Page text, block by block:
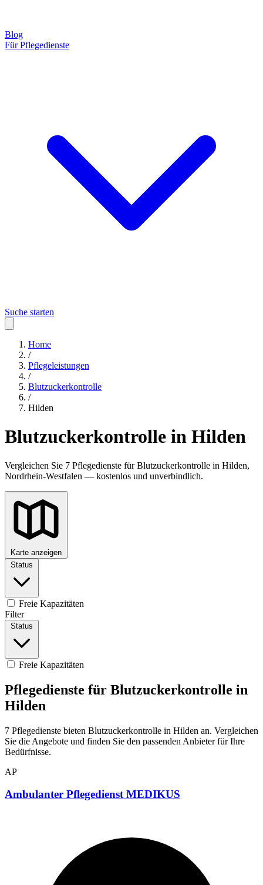
Blog
Für Pflegedienste
Suche starten
Home
/
Pflegeleistungen
/
Blutzuckerkontrolle
/
Hilden
Blutzuckerkontrolle in Hilden
Vergleichen Sie 7 Pflegedienste für Blutzuckerkontrolle in Hilden,
Nordrhein-Westfalen — kostenlos und unverbindlich.
Karte anzeigen
Status
Freie Kapazitäten
Filter
Status
Freie Kapazitäten
Pflegedienste für Blutzuckerkontrolle in
Hilden
7 Pflegedienste bieten Blutzuckerkontrolle in Hilden an. Vergleichen
Sie die Angebote und finden Sie den passenden Anbieter für Ihre
Bedürfnisse.
AP
Ambulanter Pflegedienst MEDIKUS